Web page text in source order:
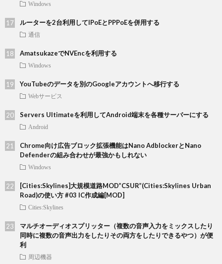
Windows
ルーターを2台利用してIPoEとPPPoEを併用する
通信
AmatsukazeでNVEncを利用する
Windows
YouTubeのデータを別のGoogleアカウントへ移行する
Webサービス
Servers Ultimateを利用してAndroid端末を各種サーバーにする
Android
Chrome向け広告ブロック拡張機能はNano AdblockerとNano
Defenderの組み合わせが最強かもしれない
Windows
[Cities:Skylines]大規模道路MOD”CSUR”(Cities:Skylines Urban
Road)の使い方 #03 IC作成編[MOD]
Cities:Skylines
マルチオーディオスプリッター（複数の音声入力をミックスしたり
同時に複数の音声出力をしたりその両方をしたりできるやつ）が便
利
周辺機器